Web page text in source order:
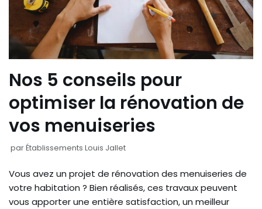
Nos 5 conseils pour
optimiser la rénovation de
vos menuiseries
parÉtablissements Louis Jallet
Vous avez un projet de rénovation des menuiseries de
votre habitation ? Bien réalisés, ces travaux peuvent
vous apporter une entière satisfaction, un meilleur